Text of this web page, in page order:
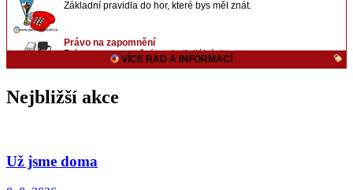
Nejbližší akce
Už jsme doma